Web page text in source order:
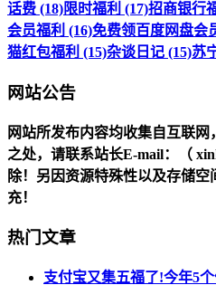
话费 (18)限时福利 (17)招商银行
会员福利 (16)免费领百度网盘会
猫红包福利 (15)杂谈日记 (15)苏
网站公告
网站所发布内容均收集自互联
之处，请联系站长E-mail：（
除！另因资源特殊性以及存储
充！
热门文章
支付宝又集五福了!今年5